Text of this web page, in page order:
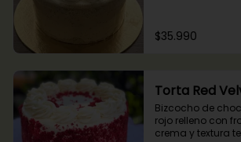
$35.990
Torta Red
Bizcocho de
rojo relleno con
crema y textura